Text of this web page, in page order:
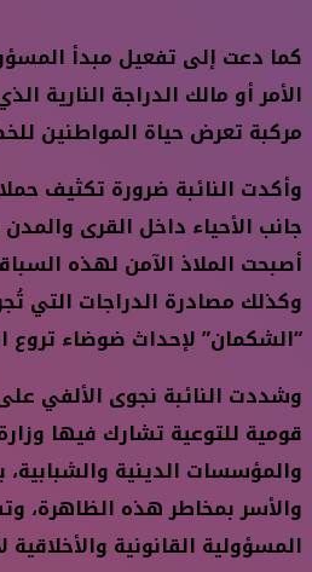
كما دعت إلى تفعيل مبدأ
الأمر أو مالك الدراجة النارية
مركبة تعرض حياة المواطنين
وأكدت النائبة ضرورة تكثيف
جانب الأحياء داخل القرى
أصبحت الملاذ الآمن لهذه
وكذلك مصادرة الدراجات التي
“الشكمان” لإحداث ضوضاء تروع
وشددت النائبة نجوى الألفي
قومية للتوعية تشارك فيها وزارة
والمؤسسات الدينية
والأسر بمخاطر هذه الظاهرة،
المسؤولية القانونية والأخلاقية